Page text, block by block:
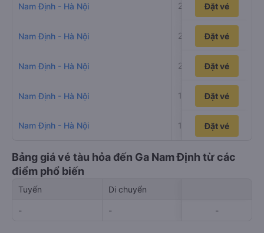
Nam Định - Hà Nội 2h4p Đặt vé
Nam Định - Hà Nội 2h14p Đặt vé
Nam Định - Hà Nội 2h3p Đặt vé
Nam Định - Hà Nội 1h41p Đặt vé
Nam Định - Hà Nội 1h41p Đặt vé
Đặt vé
Bảng giá vé tàu hỏa đến Ga Nam Định từ các
điểm phổ biến
Tuyến Di chuyển
- - -
-